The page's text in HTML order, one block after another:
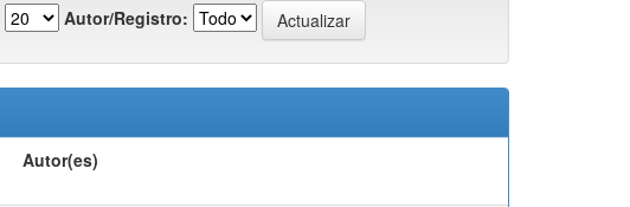
Autor/Registro:
Autor(es)